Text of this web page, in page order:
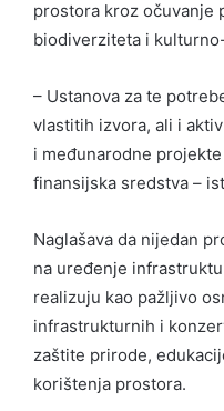
prostora kroz očuvanje
biodiverziteta i
– Ustanova za te
vlastitih izvora, ali i
i međunarodne
finansijska sredstva –
Naglašava da nijedan
na uređenje
realizuju kao pažljivo
infrastrukturnih i
zaštite prirode,
korištenja prostora.